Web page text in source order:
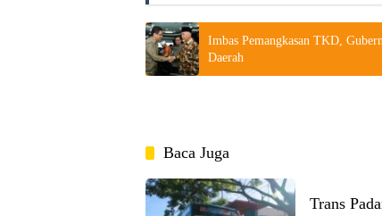
Imbas Pemangkasan TKD,
Daerah
Baca Juga
Trans